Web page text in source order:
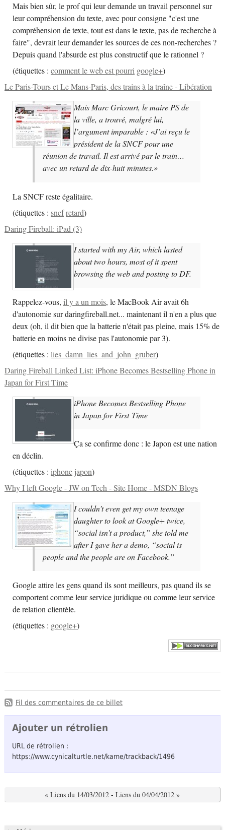
Mais bien sûr, le prof qui leur demande un travail personnel sur
leur compréhension du texte, avec pour consigne "c'est une
compréhension de texte, tout est dans le texte, pas de recherche à
faire", devrait leur demander les sources de ces non-recherches ?
Depuis quand l'absurde est plus constructif que le rationnel ?
(étiquettes : comment le web est pourri google+)
Le Paris-Tours et Le Mans-Paris, des trains à la traîne - Libération
Mais Marc Gricourt, le maire PS de
la ville, a trouvé, malgré lui,
l’argument imparable : «J’ai reçu le
président de la SNCF pour une
réunion de travail. Il est arrivé par le train…
avec un retard de dix-huit minutes.»
La SNCF reste égalitaire.
(étiquettes : sncfretard)
Daring Fireball: iPad (3)
I started with my Air, which lasted
about two hours, most of it spent
browsing the web and posting to DF.
Rappelez-vous, il y a un mois, le MacBook Air avait 6h
d'autonomie sur daringfireball.net... maintenant il n'en a plus que
deux (oh, il dit bien que la batterie n'était pas pleine, mais 15% de
batterie en moins ne divise pas l'autonomie par 3).
(étiquettes : lies_damn_lies_and_john_gruber)
Daring Fireball Linked List: iPhone Becomes Bestselling Phone in
Japan for First Time
iPhone Becomes Bestselling Phone
in Japan for First Time
Ça se confirme donc : le Japon est une nation
en déclin.
(étiquettes : iphone japon)
Why I left Google - JW on Tech - Site Home - MSDN Blogs
I couldn’t even get my own teenage
daughter to look at Google+ twice,
“social isn’t a product,” she told me
after I gave her a demo, “social is
people and the people are on Facebook.”
Google attire les gens quand ils sont meilleurs, pas quand ils se
comportent comme leur service juridique ou comme leur service
de relation clientèle.
(étiquettes : google+)
Fil des commentaires de ce billet
Ajouter un rétrolien
URL de rétrolien :
https://www.cynicalturtle.net/kame/trackback/1496
« Liens du 14/03/2012 - Liens du 04/04/2012 »